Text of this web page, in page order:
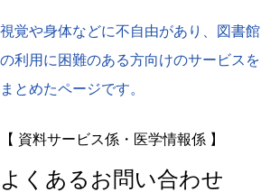
視覚や身体などに不自由があり、図書館
の利用に困難のある方向けのサービスを
まとめたページです。
【 資料サービス係・医学情報係 】
よくあるお問い合わせ